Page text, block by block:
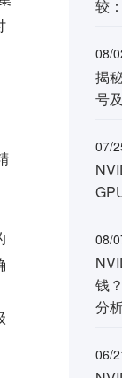
较
08/
揭
号
07/
08/
钱
分
06/